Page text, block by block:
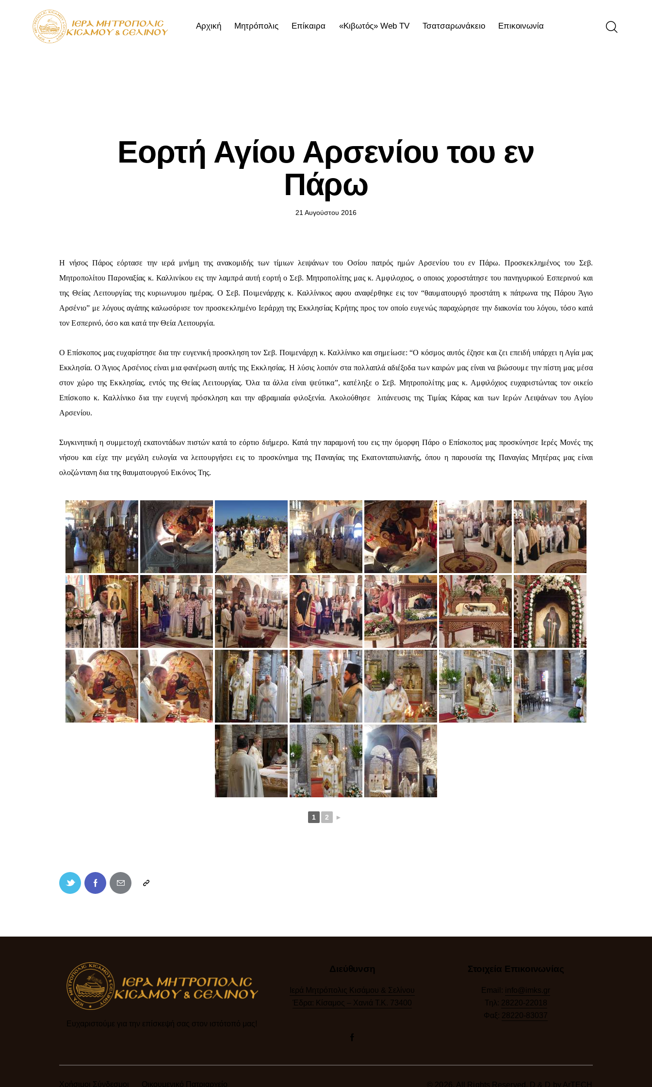
Αρχική Μητρόπολις Επίκαιρα «Κιβωτός» Web TV Τσατσαρωνάκειο Επικοινωνία
Εορτή Αγίου Αρσενίου του εν
Πάρω
21 Αυγούστου 2016
Η νήσος Πάρος εόρτασε την ιερά μνήμη της ανακομιδής των τίμιων λειψάνων του Οσίου πατρός ημών Αρσενίου του εν Πάρω. Προσκεκλημένος του Σεβ.
Μητροπολίτου Παροναξίας κ. Καλλινίκου εις την λαμπρά αυτή εορτή ο Σεβ. Μητροπολίτης μας κ. Αμφιλοχιος, ο οποιος χοροστάτησε του πανηγυρικού Εσπερινού και
της Θείας Λειτουργίας της κυριωνυμου ημέρας. Ο Σεβ. Ποιμενάρχης κ. Καλλίνικος αφου αναφέρθηκε εις τον “θαυματουργό προστάτη κ πάτρωνα της Πάρου Άγιο
Αρσένιο” με λόγους αγάπης καλωσόρισε τον προσκεκλημένο Ιεράρχη της Εκκλησίας Κρήτης προς τον οποίο ευγενώς παραχώρησε την διακονία του λόγου, τόσο κατά
τον Εσπερινό, όσο και κατά την Θεία Λειτουργία.
Ο Επίσκοπος μας ευχαρίστησε δια την ευγενική προσκληση τον Σεβ. Ποιμενάρχη κ. Καλλίνικο και σημείωσε: “Ο κόσμος αυτός έζησε και ζει επειδή υπάρχει η Αγία μας
Εκκλησία. Ο Άγιος Αρσένιος είναι μια φανέρωση αυτής της Εκκλησίας. Η λύσις λοιπόν στα πολλαπλά αδιέξοδα των καιρών μας είναι να βιώσουμε την πίστη μας μέσα
στον χώρο της Εκκλησίας, εντός της Θείας Λειτουργίας. Όλα τα άλλα είναι ψεύτικα”, κατέληξε ο Σεβ. Μητροπολίτης μας κ. Αμφιλόχιος ευχαριστώντας τον οικείο
Επίσκοπο κ. Καλλίνικο δια την ευγενή πρόσκληση και την αβραμιαία φιλοξενία. Ακολούθησε λιτάνευσις της Τιμίας Κάρας και των Ιερών Λειψάνων του Αγίου
Αρσενίου.
Συγκινητική η συμμετοχή εκατοντάδων πιστών κατά το εόρτιο διήμερο. Κατά την παραμονή του εις την όμορφη Πάρο ο Επίσκοπος μας προσκύνησε Ιερές Μονές της
νήσου και είχε την μεγάλη ευλογία να λειτουργήσει εις το προσκύνημα της Παναγίας της Εκατονταπυλιανής, όπου η παρουσία της Παναγίας Μητέρας μας είναι
ολοζώντανη δια της θαυματουργού Εικόνος Της.
1 2 ►
Ευχαριστούμε για την επίσκεψή σας στον ιστότοπό μας!​
Διεύθυνση
Ιερά Μητρόπολις Κισάμου & Σελίνου
Έδρα: Κίσαμος – Χανιά Τ.Κ. 73400
Στοιχεία Επικοινωνίας
Email: info@imks.gr
Τηλ: 28220-22018
Φαξ: 28220-83037
Χρήσιμοι Σύνδεσμοι Οικουμενικό Πατριαρχείο © 2026. All Rights Reserved. D & D by ArTECH